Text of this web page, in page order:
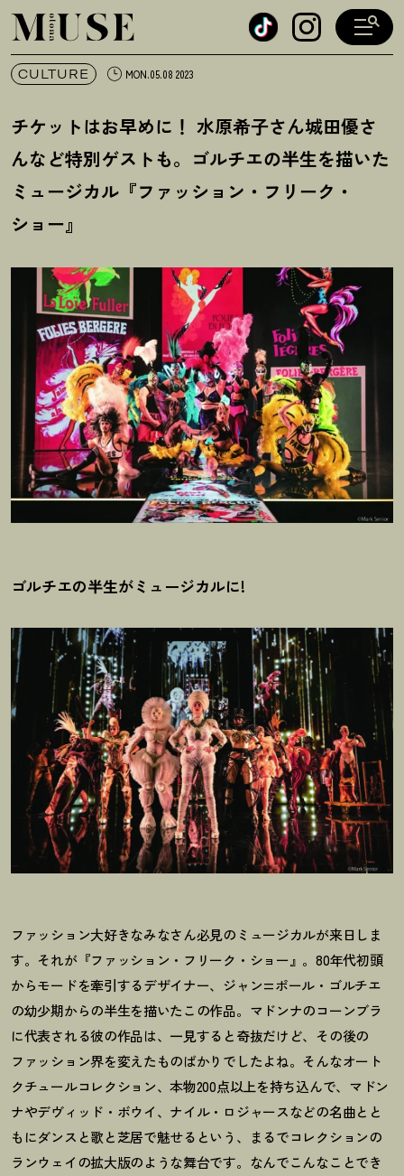
オトナミューズ ウェブ
CULTURE MON.05.08 2023
チケットはお早めに ！ 水原希子さん城田優さ
んなど特別ゲストも。ゴルチエの半生を描いた
ミュージカル『ファッション・フリーク・
ショー』
ゴルチエの半生がミュージカルに!
ファッション大好きなみなさん必見のミュージカルが来日しま
す。それが『ファッション・フリーク・ショー』。80年代初頭
からモードを牽引するデザイナー、ジャン=ポール・ゴルチエ
の幼少期からの半生を描いたこの作品。マドンナのコーンブラ
に代表される彼の作品は、一見すると奇抜だけど、その後の
ファッション界を変えたものばかりでしたよね。そんなオート
クチュールコレクション、本物200点以上を持ち込んで、マドン
ナやデヴィッド・ボウイ、ナイル・ロジャースなどの名曲とと
もにダンスと歌と芝居で魅せるという、まるでコレクションの
ランウェイの拡大版のような舞台です。なんでこんなことでき